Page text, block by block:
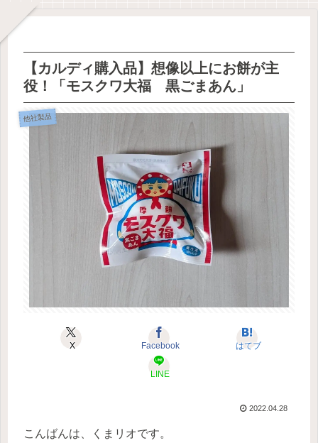
【カルディ購入品】想像以上にお餅が主
役！「モスクワ大福 黒ごまあん」
他社製品
X Facebook はてブ
LINE
2022.04.28
こんばんは、くまリオです。